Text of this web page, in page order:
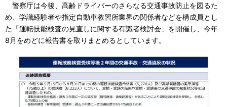
警察庁は今後、高齢ドライバーのさらなる交通事故防止を図るた
め、学識経験者や指定自動車教習所業界の関係者などを構成員とし
た「運転技能検査の見直しに関する有識者検討会」を開催し、今年
8月をめどに報告書を取りまとめるとしています。